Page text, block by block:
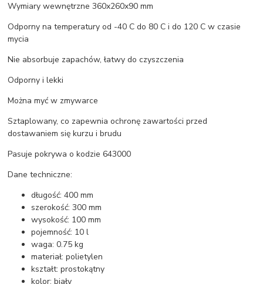
Wymiary wewnętrzne 360x260x90 mm
Odporny na temperatury od -40 C do 80 C i do 120 C w czasie
mycia
Nie absorbuje zapachów, łatwy do czyszczenia
Odporny i lekki
Można myć w zmywarce
Sztaplowany, co zapewnia ochronę zawartości przed
dostawaniem się kurzu i brudu
Pasuje pokrywa o kodzie 643000
Dane techniczne:
długość: 400 mm
szerokość: 300 mm
wysokość: 100 mm
pojemność: 10 l
waga: 0.75 kg
materiał: polietylen
kształt: prostokątny
kolor: biały